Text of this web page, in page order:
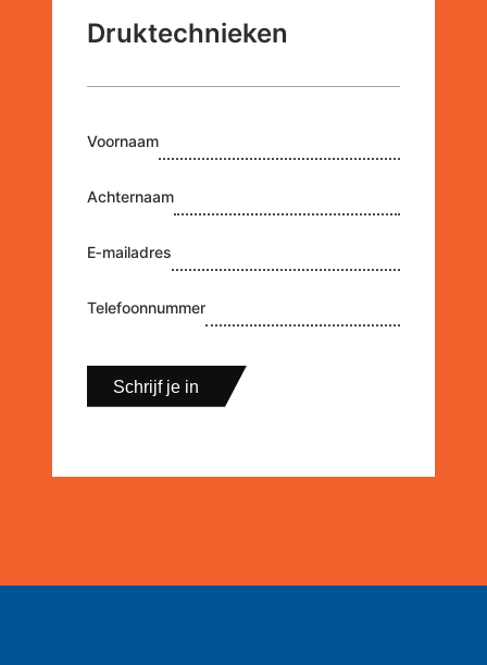
Druktechnieken
Voornaam
First name
Achternaam
Last name
E‑mailadres
Email
Telefoonnummer
Phone number
Schrijf je in